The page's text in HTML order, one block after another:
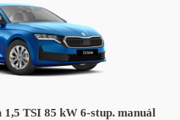
TSI 85 kW 6-stup. manuál